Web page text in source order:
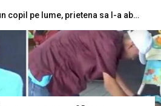
După ce a adus un copil pe lume, prietena sa l-a abandonat. Acum, răspunsul tatălui este aplaudat de o lume întreagă